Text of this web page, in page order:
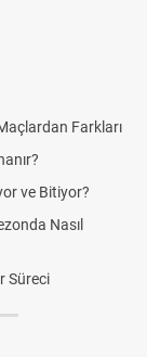
Ne Anlama
ÖSYM Sonuç